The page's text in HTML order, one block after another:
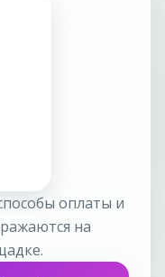
оплаты и
на